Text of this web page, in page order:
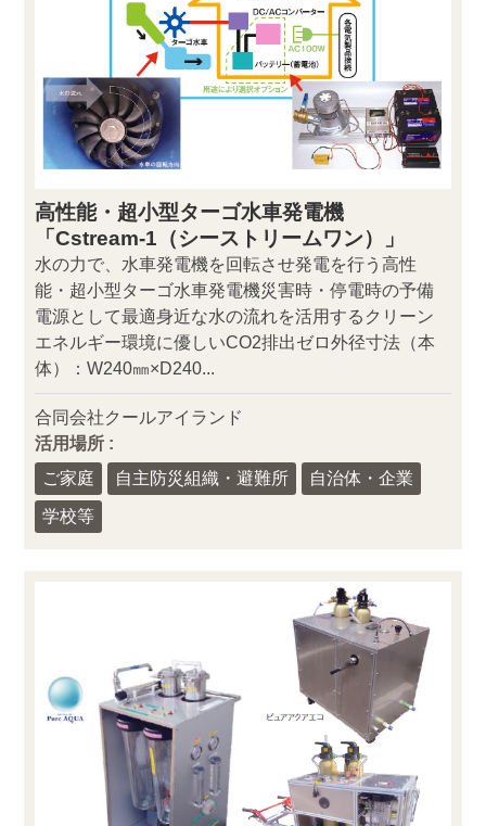
高性能・超小型ターゴ水車発電機
「Cstream-1（シーストリームワン）」
水の力で、水車発電機を回転させ発電を行う高性
能・超小型ターゴ水車発電機災害時・停電時の予備
電源として最適身近な水の流れを活用するクリーン
エネルギー環境に優しいCO2排出ゼロ外径寸法（本
体）：W240㎜×D240...
合同会社クールアイランド
活用場所 :
ご家庭
自主防災組織・避難所 自治体・企業
学校等